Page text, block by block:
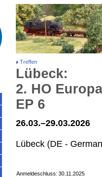
Treffen
Lübeck:
2. HO
EP 6
26.03.–29.03.2026
Lübeck (DE -
Anmeldeschluss: 30.11.2025